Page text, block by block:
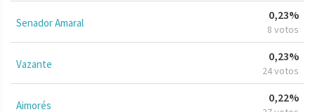
Senador Amaral
0,23%
8 votos
Vazante
0,23%
24 votos
Aimorés
0,22%